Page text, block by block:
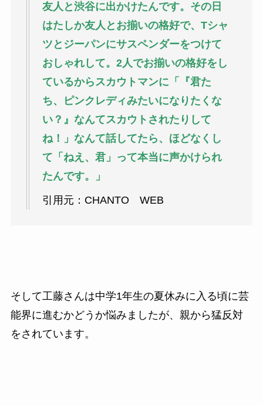
友人と渋谷に出かけたんです。その日
はたしか友人とお揃いの格好で、Tシャ
ツとジーパンにサスペンダーをつけて
おしゃれして。2人でお揃いの格好をし
ているからスカウトマンに「『君た
ち、ピンクレディみたいになりたくな
い？』なんてスカウトされたりして
ね！」なんて話してたら、ほどなくし
て「ねえ、君」って本当に声かけられ
たんです。」
引用元：CHANTO WEB
そして工藤さんは中学1年生の夏休みに入る頃に芸
能界に進むかどうか悩みましたが、親から猛反対
をされています。